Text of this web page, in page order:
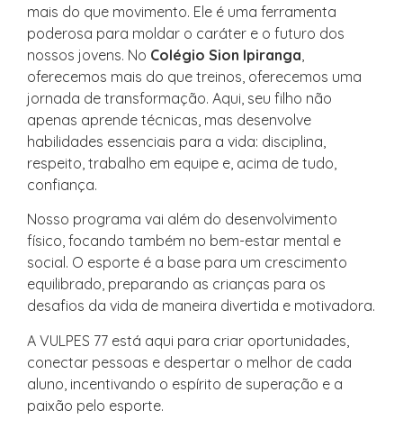
mais do que movimento. Ele é uma ferramenta
poderosa para moldar o caráter e o futuro dos
nossos jovens. No Colégio Sion Ipiranga
oferecemos mais do que treinos, oferecemos uma
jornada de transformação. Aqui, seu filho não
apenas aprende técnicas, mas desenvolve
habilidades essenciais para a vida: disciplina,
respeito, trabalho em equipe e, acima de tudo,
confiança.
Nosso programa vai além do desenvolvimento
físico, focando também no bem-estar mental e
social. O esporte é a base para um crescimento
equilibrado, preparando as crianças para os
desafios da vida de maneira divertida e motivadora.
A VULPES 77 está aqui para criar oportunidades,
conectar pessoas e despertar o melhor de cada
aluno, incentivando o espírito de superação e a
paixão pelo esporte.